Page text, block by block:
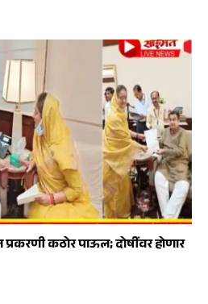
कठोर पाऊल; दोषींवर होणार